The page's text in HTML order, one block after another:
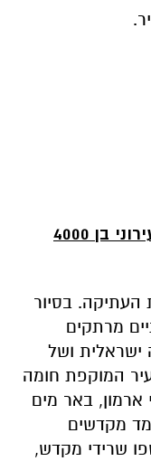
גן לאומי תל ערד - סיור: תכנון עירוני בן 4000
העתיקה. בסיור
מרתקים
ישראלית ושל
המוקפת חומה
ארמון, באר מים
מקדשים
שרידי מקדש,